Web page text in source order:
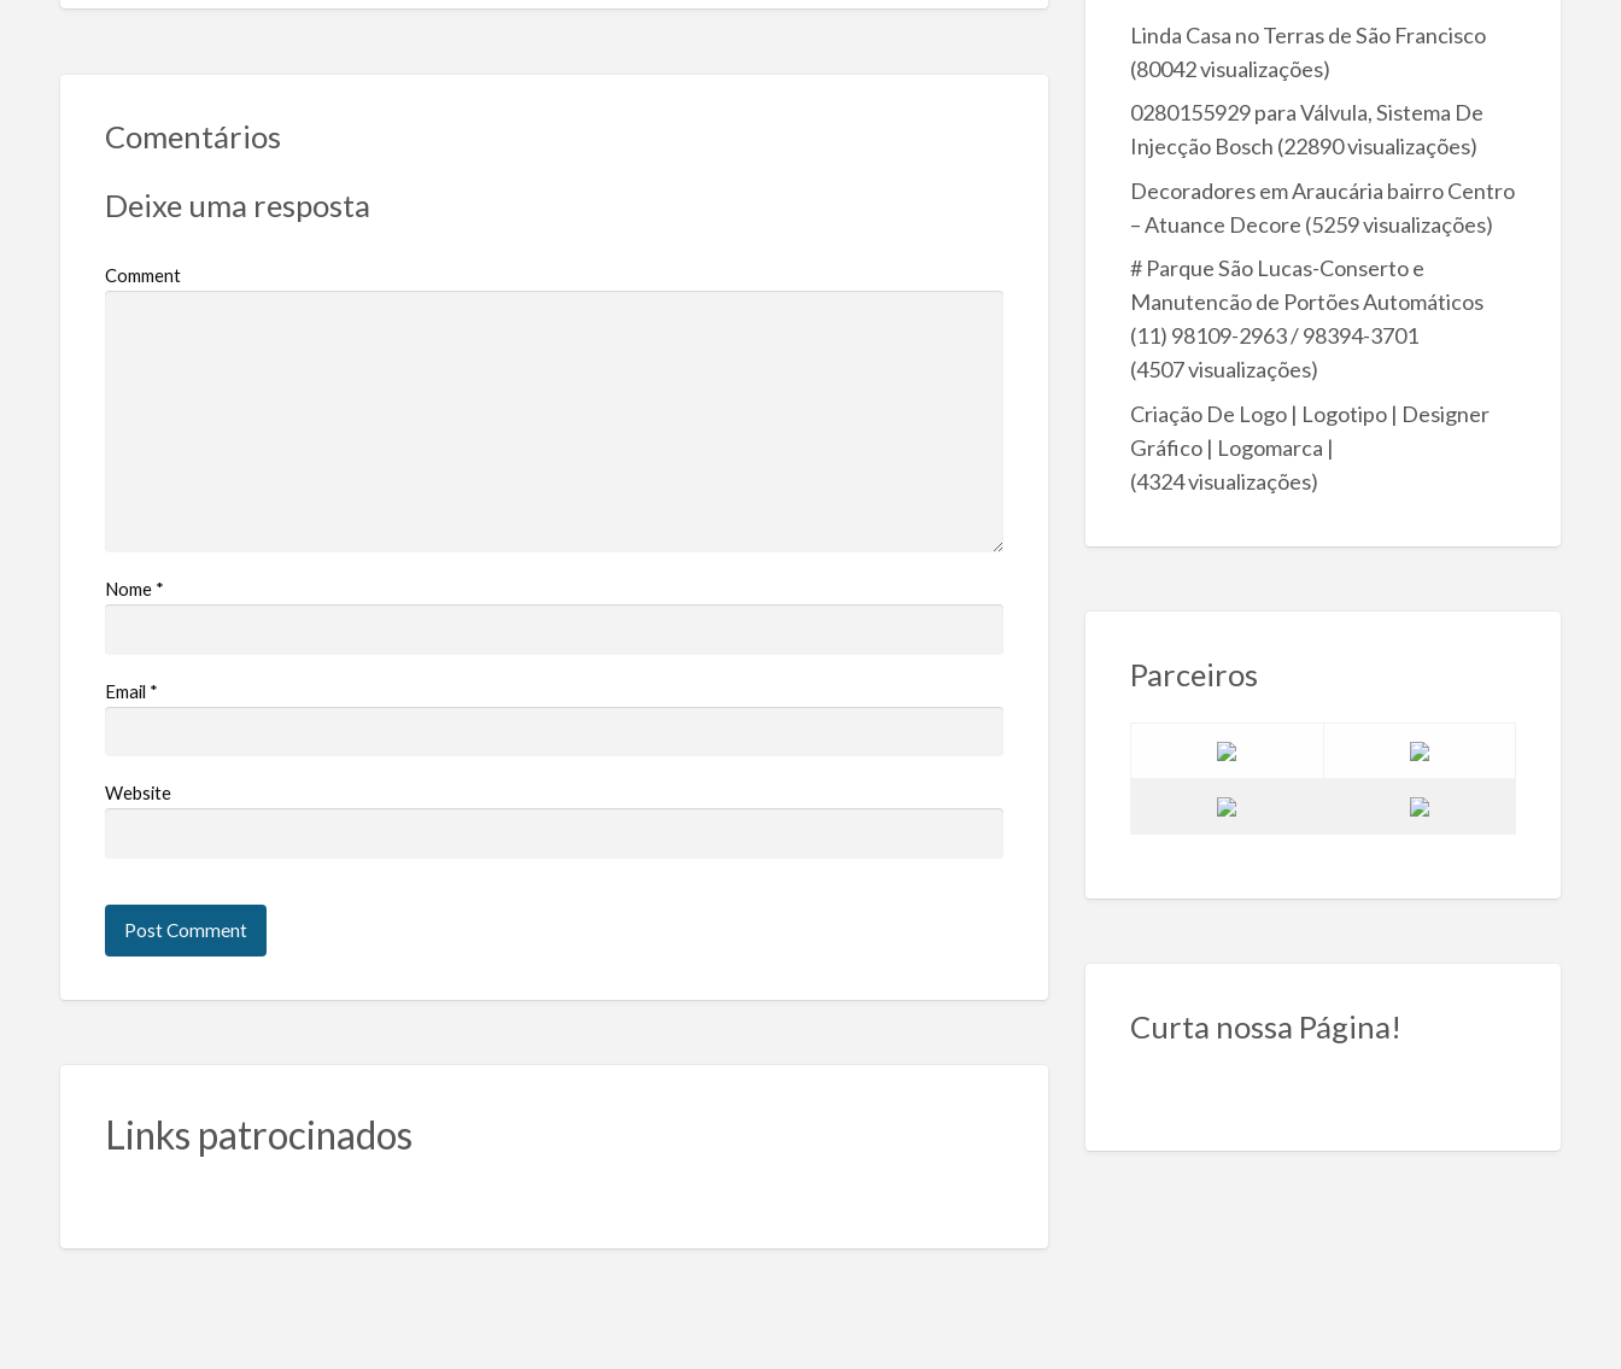
Comentários
Deixe uma resposta
Comment
Nome *
Email *
Website
Links patrocinados
Linda Casa no Terras de São Francisco
(80042 visualizações)
0280155929 para Válvula, Sistema De
Injecção Bosch (22890 visualizações)
Decoradores em Araucária bairro Centro
– Atuance Decore (5259 visualizações)
# Parque São Lucas-Conserto e
Manutencão de Portões Automáticos
(11) 98109-2963 / 98394-3701
(4507 visualizações)
Criação De Logo | Logotipo | Designer
Gráfico | Logomarca |
(4324 visualizações)
Parceiros
Curta nossa Página!